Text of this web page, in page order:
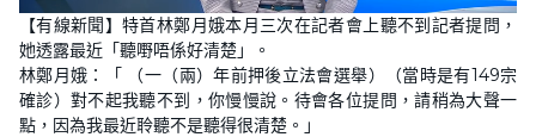
n
m
o
a
d
e
d
:
9
6
.
【有線新聞】特首林鄭月娥本月三次在記者會上聽不到記者提問，
她透露最近「聽嘢唔係好清楚」。
林鄭月娥：「 （一（兩）年前押後立法會選舉）（當時是有149宗
確診）對不起我聽不到，你慢慢說。待會各位提問，請稍為大聲一
點，因為我最近聆聽不是聽得很清楚。」